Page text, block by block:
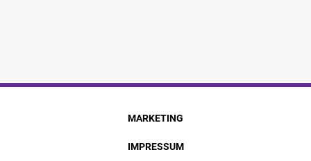
MARKETING
IMPRESSUM